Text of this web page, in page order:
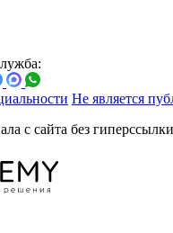
Не является
с сайта без